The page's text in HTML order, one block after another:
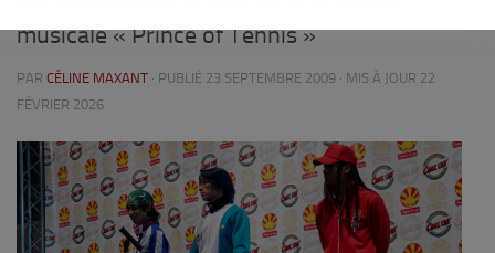
musicale « Prince of Tennis »
PAR CÉLINE MAXANT · PUBLIÉ 23 SEPTEMBRE 2009 · MIS À JOUR 22
FÉVRIER 2026